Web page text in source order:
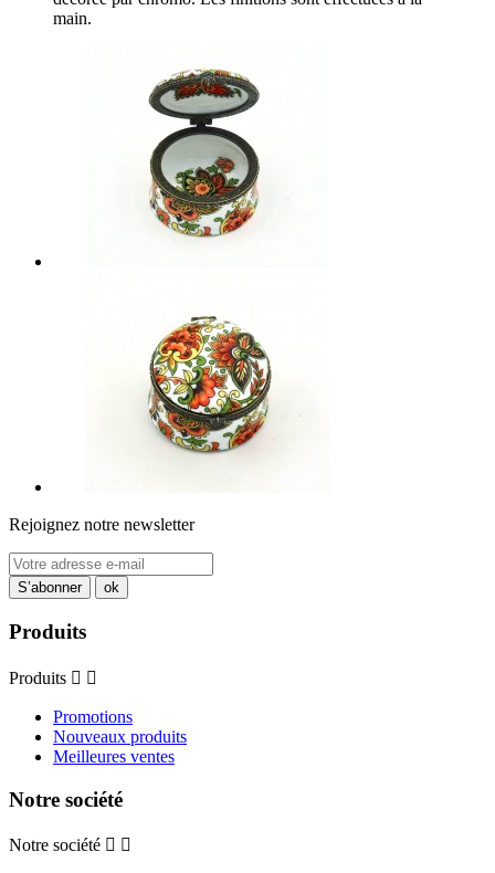
main.
Rejoignez notre newsletter
Produits
Produits  
Promotions
Nouveaux produits
Meilleures ventes
Notre société
Notre société  